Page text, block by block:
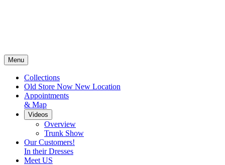
Menu
Collections
Old Store Now New Location
Appointments
& Map
Videos
Overview
Trunk Show
Our Customers!
In their Dresses
Meet US